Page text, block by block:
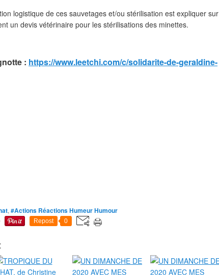
logistique de ces sauvetages et/ou stérilisation est expliquer sur
un devis vétérinaire pour les stérilisations des minettes.
: https://www.leetchi.com/c/solidarite-de-geraldine-
, #Actions Réactions Humeur Humour
Repost 0